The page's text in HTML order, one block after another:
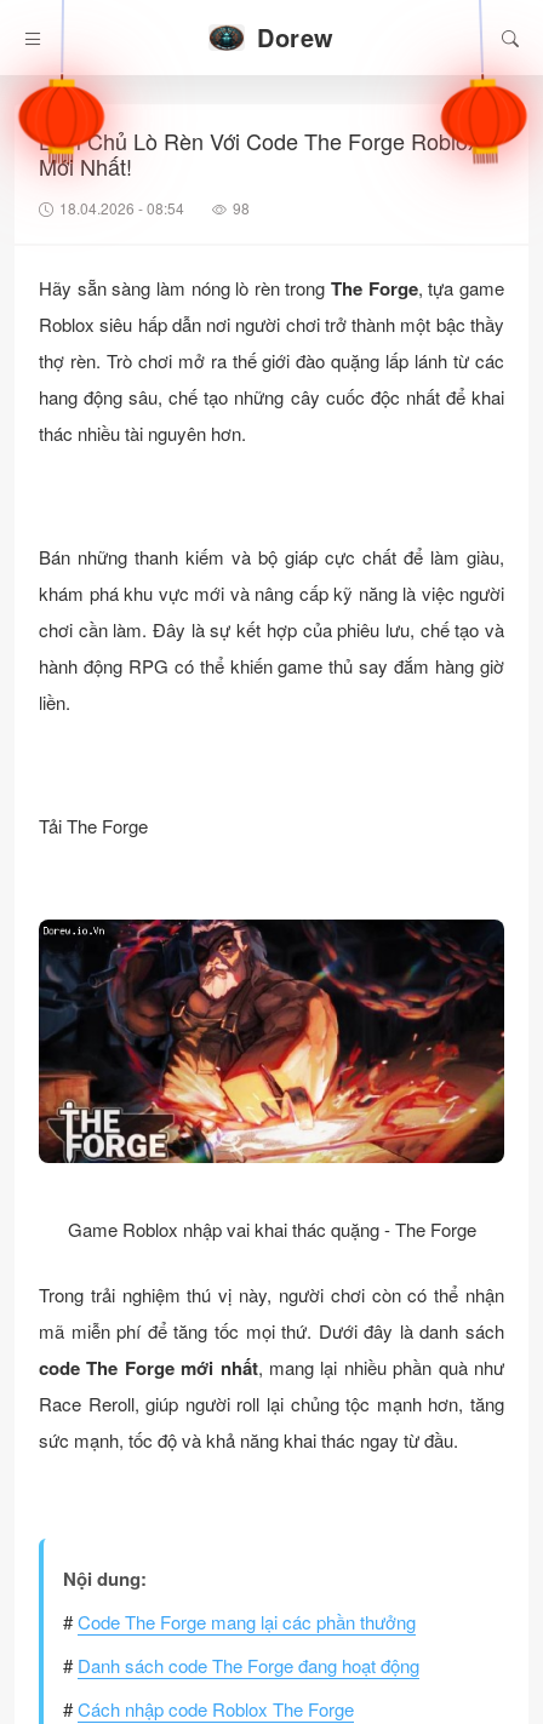
Dorew
Làm Chủ Lò Rèn Với Code The Forge Roblox
Mới Nhất!
18.04.2026 - 08:54 98
Hãy sẵn sàng làm nóng lò rèn trongThe Forge, tựa game
Roblox siêu hấp dẫn nơi người chơi trở thành một bậc thầy
thợ rèn. Trò chơi mở ra thế giới đào quặng lấp lánh từ các
hang động sâu, chế tạo những cây cuốc độc nhất để khai
thác nhiều tài nguyên hơn.
Bán những thanh kiếm và bộ giáp cực chất để làm giàu,
khám phá khu vực mới và nâng cấp kỹ năng là việc người
chơi cần làm. Đây là sự kết hợp của phiêu lưu, chế tạo và
hành động RPG có thể khiến game thủ say đắm hàng giờ
liền.
Tải The Forge
Game Roblox nhập vai khai thác quặng - The Forge
Trong trải nghiệm thú vị này, người chơi còn có thể nhận
mã miễn phí để tăng tốc mọi thứ. Dưới đây là danh sách
code The Forge mới nhất, mang lại nhiều phần quà như
Race Reroll, giúp người roll lại chủng tộc mạnh hơn, tăng
sức mạnh, tốc độ và khả năng khai thác ngay từ đầu.
Nội dung:
#Code The Forge mang lại các phần thưởng
#Danh sách code The Forge đang hoạt động
#Cách nhập code Roblox The Forge